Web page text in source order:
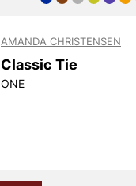
AMANDA CHRISTENSEN
Classic Tie
ONE